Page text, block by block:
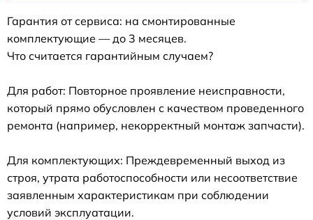
Гарантия от сервиса: на смонтированные
комплектующие — до 3 месяцев.
Что считается гарантийным случаем?
Для работ: Повторное проявление неисправности,
который прямо обусловлен с качеством проведенного
ремонта (например, некорректный монтаж запчасти).
Для комплектующих: Преждевременный выход из
строя, утрата работоспособности или несоответствие
заявленным характеристикам при соблюдении
условий эксплуатации.